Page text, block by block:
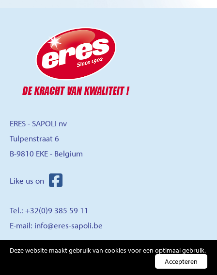
Deze website maakt gebruik van cookies voor een optimaal gebruik.
Accepteren
ERES - SAPOLI nv
Tulpenstraat 6
B-9810 EKE - Belgium
Tel.: +32(0)9 385 59 11
E-mail: info@eres-sapoli.be
CONTACT